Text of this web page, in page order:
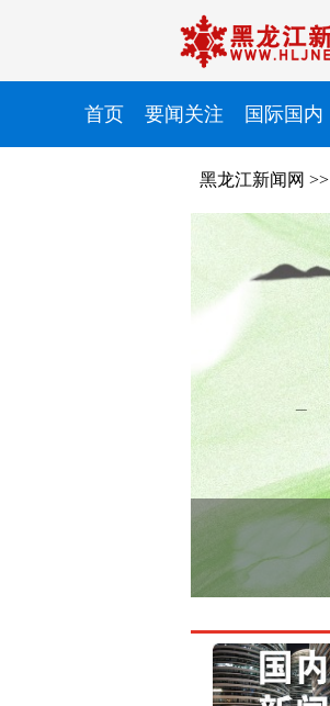
首页 要闻关注 国际国内
黑龙江新闻网 >>